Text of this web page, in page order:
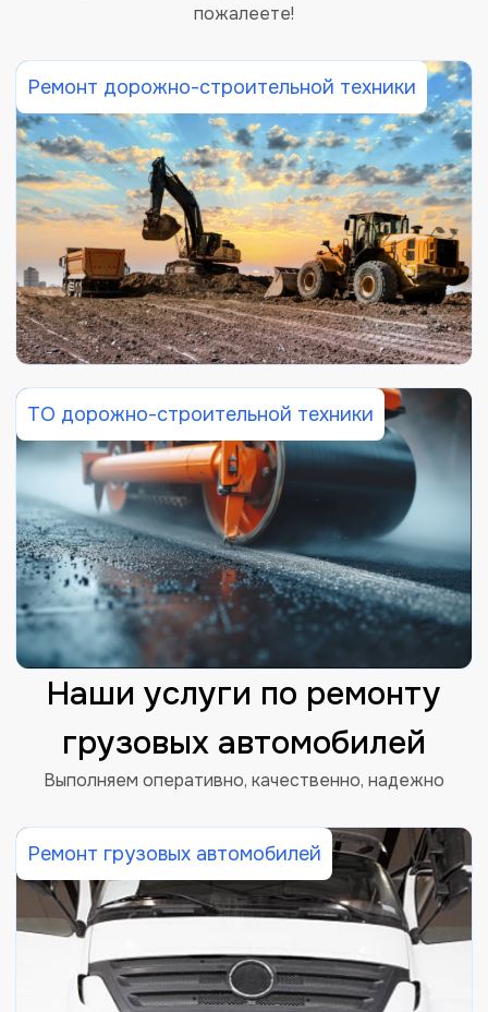
пожалеете!
Ремонт дорожно-строительной техники
ТО дорожно-строительной техники
Наши услуги по ремонту
грузовых автомобилей
Выполняем оперативно, качественно, надежно
Ремонт грузовых автомобилей